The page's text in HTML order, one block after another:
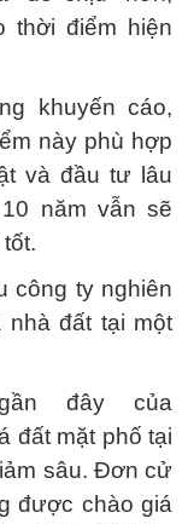
thời điểm hiện
khuyến cáo,
này phù hợp
và đầu tư lâu
năm vẫn sẽ
công ty nghiên
nhà đất tại một
đây của
đất mặt phố tại
sâu. Đơn cử
được chào giá